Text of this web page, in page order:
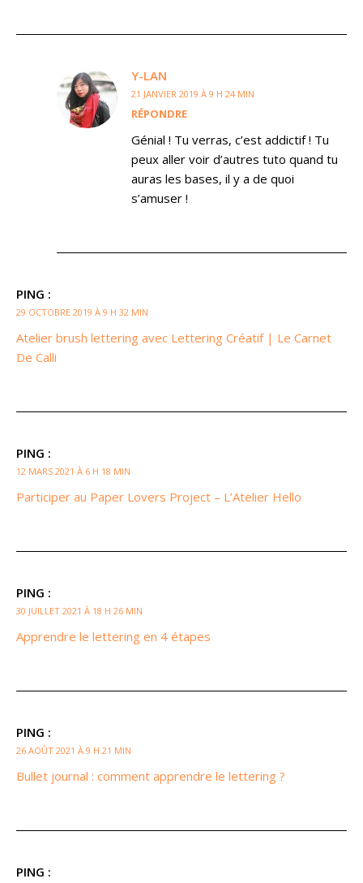
Y-LAN
21 JANVIER 2019 À 9 H 24 MIN
RÉPONDRE
Génial ! Tu verras, c’est addictif ! Tu
peux aller voir d’autres tuto quand tu
auras les bases, il y a de quoi
s’amuser !
PING :
29 OCTOBRE 2019 À 9 H 32 MIN
Atelier brush lettering avec Lettering Créatif | Le Carnet
De Calli
PING :
12 MARS 2021 À 6 H 18 MIN
Participer au Paper Lovers Project – L’Atelier Hello
PING :
30 JUILLET 2021 À 18 H 26 MIN
Apprendre le lettering en 4 étapes
PING :
26 AOÛT 2021 À 9 H 21 MIN
Bullet journal : comment apprendre le lettering ?
PING :